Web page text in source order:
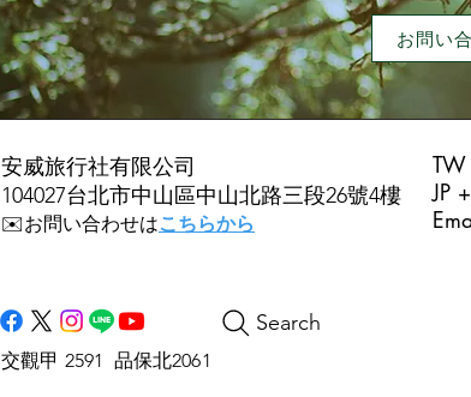
お問い
安威旅行社有限公司
104027台北市中山區中山北路三段26號4樓
​​✉️お問い合わせはこちらから
JP
Search
交觀甲 2591 品保北2061